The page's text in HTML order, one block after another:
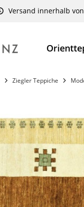
Versand innerhalb
Ziegler Teppiche